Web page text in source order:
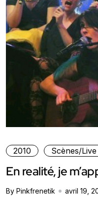
2010 Scènes/Live
En realité, je
By Pinkfrenetik avril 19,